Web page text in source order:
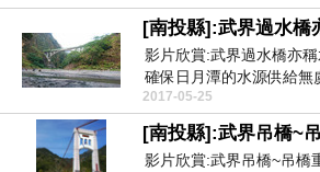
影片欣賞:武界過水橋亦
確保日月潭的水源供給無
2017-05-25
影片欣賞:武界吊橋~吊橋